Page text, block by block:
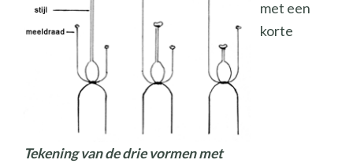
Tekening van de drie vormen met
met een
korte